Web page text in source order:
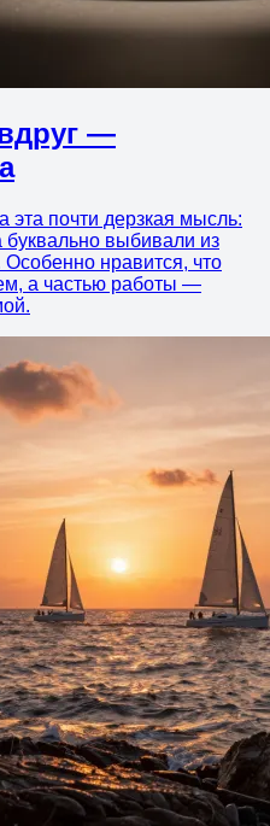
—
эта почти дерзкая мысль:
буквально выбивали из
нравится, что
а частью работы —